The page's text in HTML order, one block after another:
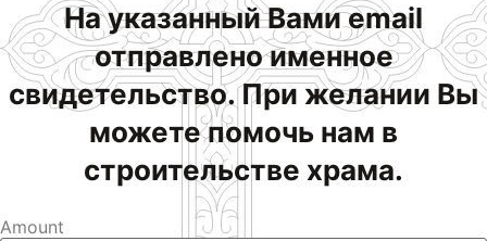
На указанный Вами email
отправлено именное
свидетельство. При желании Вы
можете помочь нам в
строительстве храма.
Amount